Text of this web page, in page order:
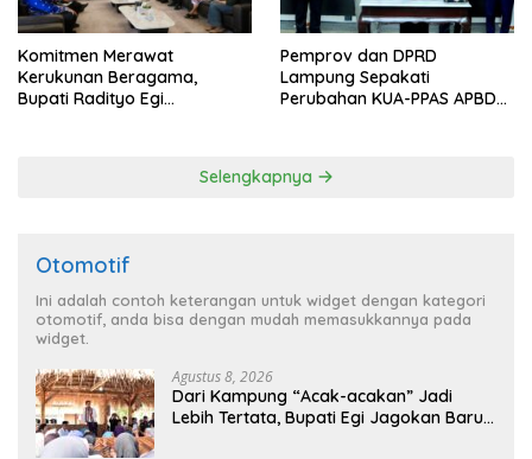
Komitmen Merawat
Kerukunan Beragama,
Bupati Radityo Egi
Pemprov dan DPRD
Lampung Sepakati
Perubahan KUA-PPAS APBD
Selengkapnya
Otomotif
Ini adalah contoh keterangan untuk widget dengan kategori
otomotif, anda bisa dengan mudah memasukkannya pada
widget.
Agustus 8, 2026
Dari Kampung “Acak-acakan” Jadi
Lebih Tertata, Bupati Egi Jagokan Baru